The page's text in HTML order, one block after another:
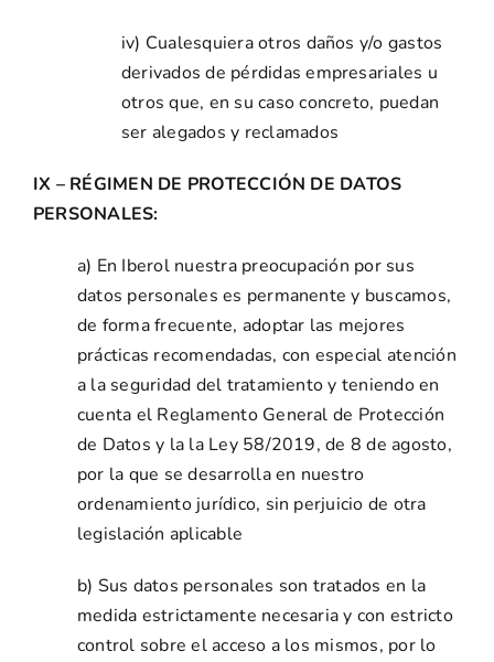
iv) Cualesquiera otros daños y/o gastos
derivados de pérdidas empresariales u
otros que, en su caso concreto, puedan
ser alegados y reclamados
IX – RÉGIMEN DE PROTECCIÓN DE DATOS
PERSONALES:
a) En Iberol nuestra preocupación por sus
datos personales es permanente y buscamos,
de forma frecuente, adoptar las mejores
prácticas recomendadas, con especial atención
a la seguridad del tratamiento y teniendo en
cuenta el Reglamento General de Protección
de Datos y la la Ley 58/2019, de 8 de agosto,
por la que se desarrolla en nuestro
ordenamiento jurídico, sin perjuicio de otra
legislación aplicable
b) Sus datos personales son tratados en la
medida estrictamente necesaria y con estricto
control sobre el acceso a los mismos, por lo